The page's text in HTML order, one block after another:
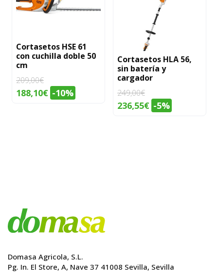
Cortasetos HSE 61
con cuchilla doble 50
cm
209,00€
El
188,10€El-10%
Cortasetos HLA 56,
sin batería y
cargador
249,00€
El
236,55€El-5%
Domasa Agricola, S.L.
Pg. In. El Store, A, Nave 37 41008 Sevilla, Sevilla